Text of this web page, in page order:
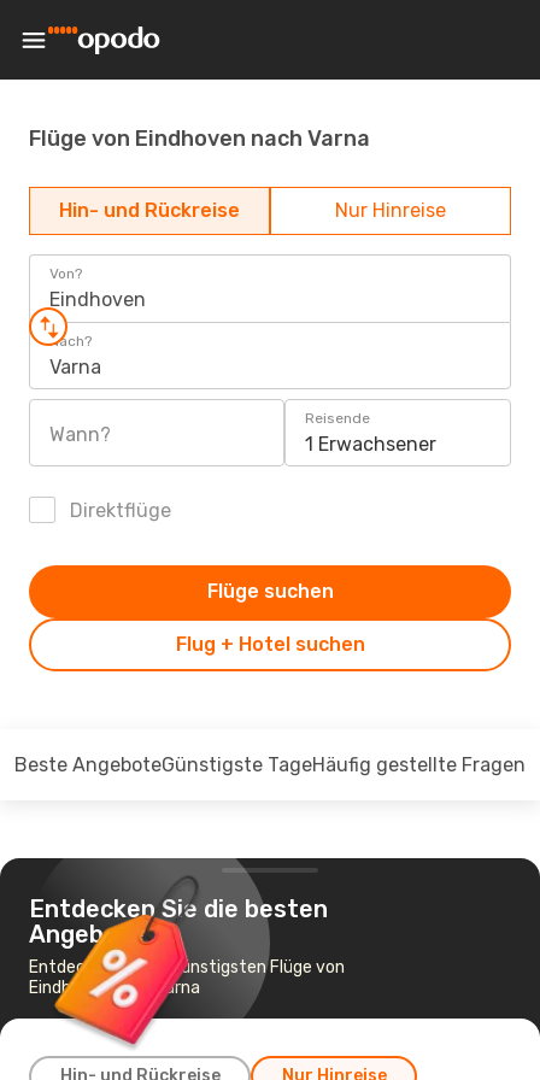
Flüge von Eindhoven nach Varna
Hin- und Rückreise Nur Hinreise
Von?
Eindhoven
Nach?
Varna
Wann?
Reisende
1 Erwachsener
Direktflüge
Flug + Hotel suchen
Flüge suchen
Beste AngeboteGünstigste TageHäufig gestellte Fragen
Entdecken Sie die besten
Angebote
Entdecken Sie die günstigsten Flüge von
Eindhoven nach Varna
Hin- und Rückreise Nur Hinreise